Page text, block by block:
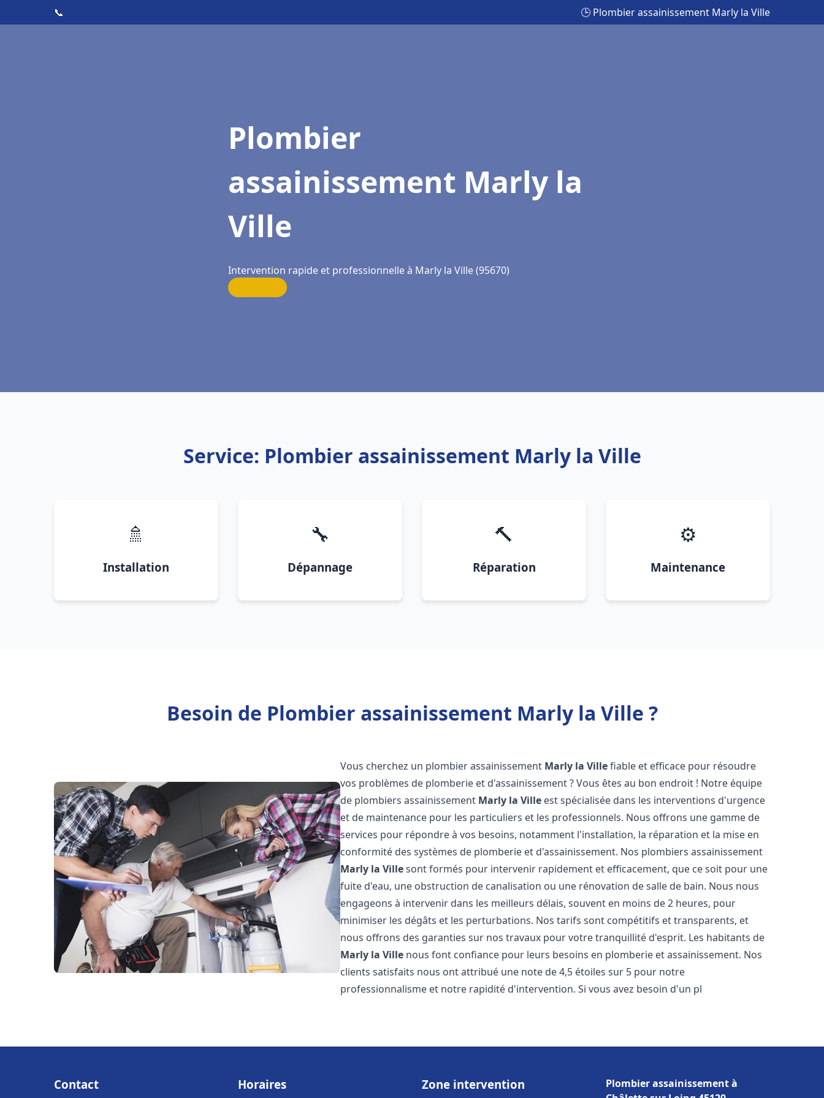
📞 🕒 Plombier assainissement Marly la Ville
Plombier
assainissement Marly la
Ville
Intervention rapide et professionnelle à Marly la Ville (95670)
Service: Plombier assainissement Marly la Ville
🚿
Installation
🔧
Dépannage
🔨
Réparation
⚙️
Maintenance
Besoin de Plombier assainissement Marly la Ville ?
Vous cherchez un plombier assainissement Marly la Villefiable et efficace pour résoudre
vos problèmes de plomberie et d'assainissement ? Vous êtes au bon endroit ! Notre équipe
de plombiers assainissement Marly la Ville est spécialisée dans les interventions d'urgence
et de maintenance pour les particuliers et les professionnels. Nous offrons une gamme de
services pour répondre à vos besoins, notamment l'installation, la réparation et la mise en
conformité des systèmes de plomberie et d'assainissement. Nos plombiers assainissement
Marly la Villesont formés pour intervenir rapidement et efficacement, que ce soit pour une
fuite d'eau, une obstruction de canalisation ou une rénovation de salle de bain. Nous nous
engageons à intervenir dans les meilleurs délais, souvent en moins de 2 heures, pour
minimiser les dégâts et les perturbations. Nos tarifs sont compétitifs et transparents, et
nous offrons des garanties sur nos travaux pour votre tranquillité d'esprit. Les habitants de
Marly la Ville nous font confiance pour leurs besoins en plomberie et assainissement. Nos
clients satisfaits nous ont attribué une note de 4,5 étoiles sur 5 pour notre
professionnalisme et notre rapidité d'intervention. Si vous avez besoin d'un pl
Contact Horaires Zone intervention
Plombier assainissement à